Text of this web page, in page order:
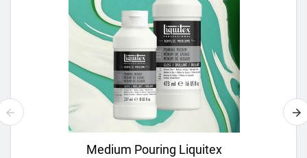
Medium Pouring Liquitex